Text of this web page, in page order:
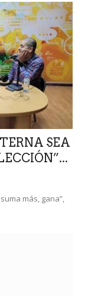
SEA
más, gana”,